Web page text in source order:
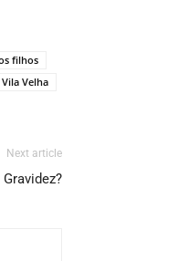
filhos
Velha
Next article